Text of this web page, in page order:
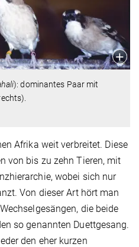
): dominantes Paar mit
Afrika weit verbreitet. Diese
von bis zu zehn Tieren, mit
wobei sich nur
Von dieser Art hört man
die beide
so genannten Duettgesang.
den eher kurzen